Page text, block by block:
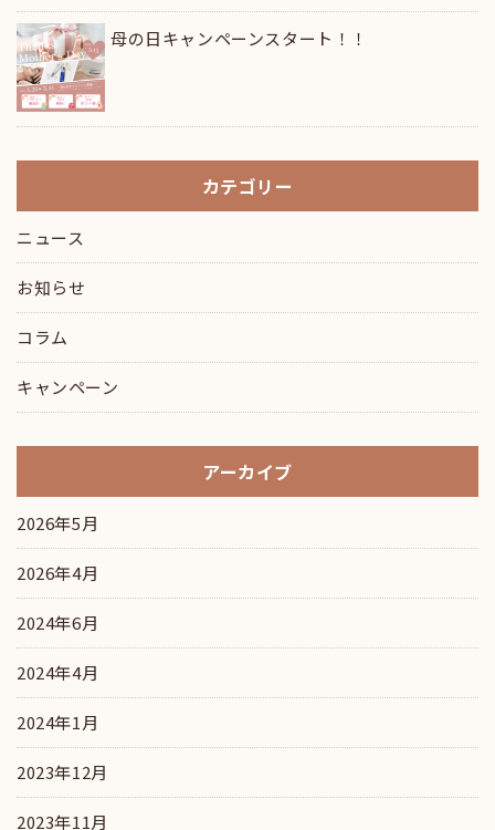
母の日キャンペーンスタート！！
カテゴリー
ニュース
お知らせ
コラム
キャンペーン
アーカイブ
2026年5月
2026年4月
2024年6月
2024年4月
2024年1月
2023年12月
2023年11月